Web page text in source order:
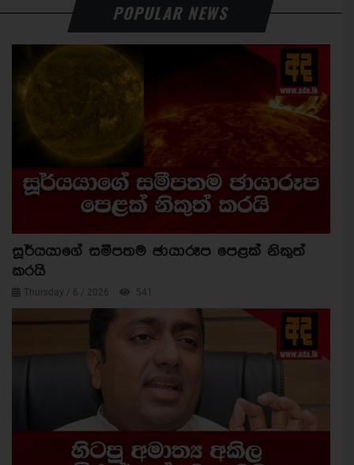
POPULAR NEWS
සූර්යයාගේ සමීපතම ඡායාරූප පෙළක් නිකුත්
කරයි
Thursday / 6 / 2026 541